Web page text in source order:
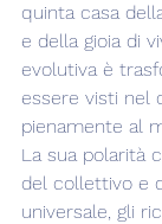
quinta casa
e della gioia di
evolutiva è
essere visti nel
pienamente al
La sua polarità
del collettivo e
universale, gli